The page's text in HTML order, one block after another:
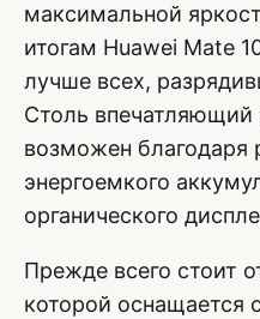
максимальной
итогам Huawei Mate
лучше всех,
Столь впечатляющий
возможен благодаря
энергоемкого
органического
Прежде всего стоит
которой оснащается